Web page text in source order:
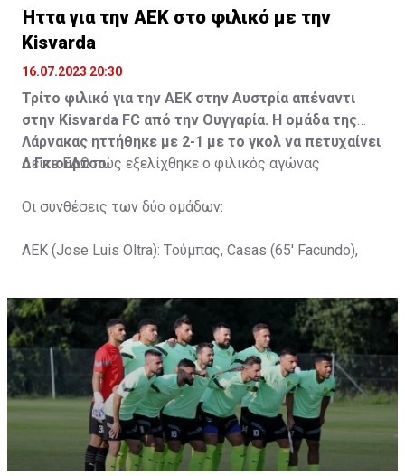
Ήττα για την ΑΕΚ στο φιλικό με την
Kisvarda
16.07.2023 20:30
Τρίτο φιλικό για την ΑΕΚ στην Αυστρία απέναντι
στην Kisvarda FC από την Ουγγαρία. Η ομάδα της
Λάρνακας ηττήθηκε με 2-1 με το γκολ να πετυχαίνει
ο Γκιούρτσο.
ΔείτεΕΔΩπώς εξελίχθηκε ο φιλικός αγώνας
Οι συνθέσεις των δύο ομάδων:
ΑΕΚ (Jose Luis Oltra): Tούμπας, Casas (65' Facundo),
Gyurcso), Κaptoum (46' Καψής (65' Mάμας), Roberge (65'
Tomovic), Aνδρέου (65' Angel) , Κωνσταντή (65' Sol),
Τζιωρτζής (65' Faraj), Κατελάρης (65' Milicevic).
Στον πάγκο: Piric, Στυλιανίδης, Tomovic, Καψής, Sol,
Faraj, Lopes, Angel, Milicevic, Pons, Εγγλέζου, Facundo,
Gonzalez, Guyrcso, Μάμας.
Κisvarda FC (Milos Kruscic): Kovacs, Navratil, Raul, Szor,